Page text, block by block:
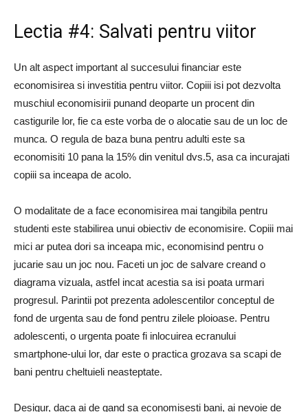
Lectia #4: Salvati pentru viitor
Un alt aspect important al succesului financiar este
economisirea si investitia pentru viitor. Copiii isi pot dezvolta
muschiul economisirii punand deoparte un procent din
castigurile lor, fie ca este vorba de o alocatie sau de un loc de
munca. O regula de baza buna pentru adulti este sa
economisiti 10 pana la 15% din venitul dvs.5, asa ca incurajati
copiii sa inceapa de acolo.
O modalitate de a face economisirea mai tangibila pentru
studenti este stabilirea unui obiectiv de economisire. Copiii mai
mici ar putea dori sa inceapa mic, economisind pentru o
jucarie sau un joc nou. Faceti un joc de salvare creand o
diagrama vizuala, astfel incat acestia sa isi poata urmari
progresul. Parintii pot prezenta adolescentilor conceptul de
fond de urgenta sau de fond pentru zilele ploioase. Pentru
adolescenti, o urgenta poate fi inlocuirea ecranului
smartphone-ului lor, dar este o practica grozava sa scapi de
bani pentru cheltuieli neasteptate.
Desigur, daca ai de gand sa economisesti bani, ai nevoie de